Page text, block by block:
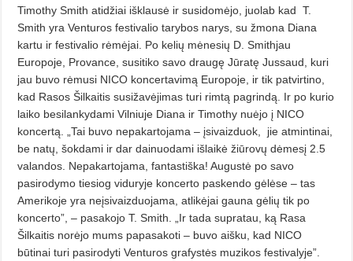
Timothy Smith atidžiai išklausė ir susidomėjo, juolab kad T.
Smith yra Venturos festivalio tarybos narys, su žmona Diana
kartu ir festivalio rėmėjai. Po kelių mėnesių D. Smithjau
Europoje, Provance, susitiko savo draugę Jūratę Jussaud, kuri
jau buvo rėmusi NICO koncertavimą Europoje, ir tik patvirtino,
kad Rasos Šilkaitis susižavėjimas turi rimtą pagrindą. Ir po kurio
laiko besilankydami Vilniuje Diana ir Timothy nuėjo į NICO
koncertą. „Tai buvo nepakartojama – įsivaizduok,
jie atmintinai,
be natų, šokdami ir dar dainuodami išlaikė žiūrovų dėmesį 2.5
valandos. Nepakartojama, fantastiška! Augustė po savo
pasirodymo tiesiog viduryje koncerto paskendo gėlėse – tas
Amerikoje yra neįsivaizduojama, atlikėjai gauna gėlių tik po
koncerto”, – pasakojo T. Smith. „Ir tada supratau, ką Rasa
Šilkaitis norėjo mums papasakoti – buvo aišku, kad NICO
būtinai turi pasirodyti Venturos grafystės muzikos festivalyje”.